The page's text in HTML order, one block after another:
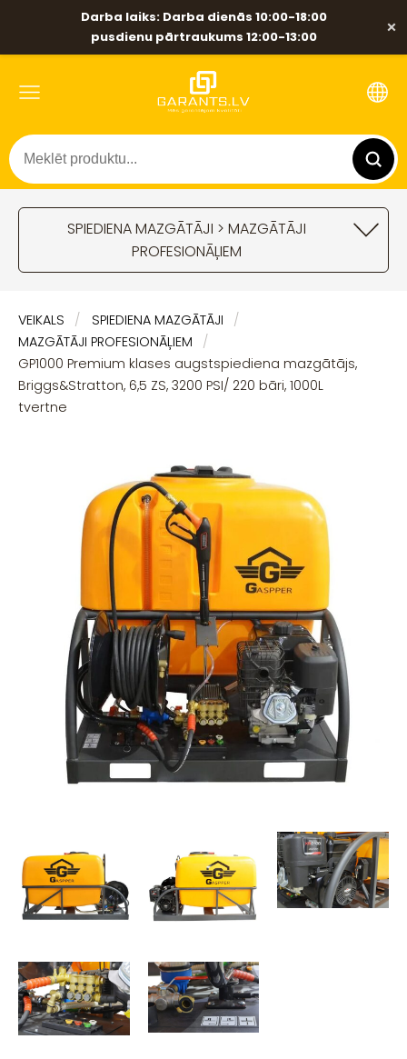
Darba laiks: Darba dienās 10:00-18:00
pusdienu pārtraukums 12:00-13:00
×
SPIEDIENA MAZGĀTĀJI > MAZGĀTĀJI
PROFESIONĀĻIEM
VEIKALS
SPIEDIENA MAZGĀTĀJI
MAZGĀTĀJI PROFESIONĀĻIEM
GP1000 Premium klases augstspiediena mazgātājs,
Briggs&Stratton, 6,5 ZS, 3200 PSI/ 220 bāri, 1000L
tvertne